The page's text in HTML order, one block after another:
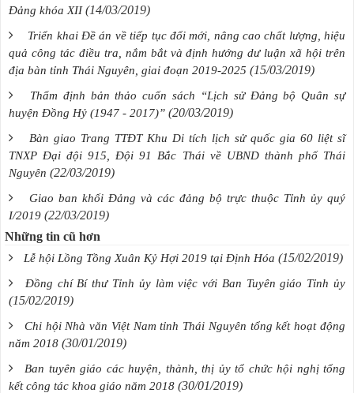
Đảng khóa XII (14/03/2019)
Triển khai Đề án về tiếp tục đổi mới, nâng cao chất lượng, hiệu
quả công tác điều tra, nắm bắt và định hướng dư luận xã hội trên
địa bàn tỉnh Thái Nguyên, giai đoạn 2019-2025 (15/03/2019)
Thẩm định bản thảo cuốn sách “Lịch sử Đảng bộ Quân sự
huyện Đồng Hỷ (1947 - 2017)” (20/03/2019)
Bàn giao Trang TTĐT Khu Di tích lịch sử quốc gia 60 liệt sĩ
TNXP Đại đội 915, Đội 91 Bắc Thái về UBND thành phố Thái
Nguyên (22/03/2019)
Giao ban khối Đảng và các đảng bộ trực thuộc Tỉnh ủy quý
I/2019 (22/03/2019)
Những tin cũ hơn
Lễ hội Lồng Tồng Xuân Kỷ Hợi 2019 tại Định Hóa (15/02/2019)
Đồng chí Bí thư Tỉnh ủy làm việc với Ban Tuyên giáo Tỉnh ủy
(15/02/2019)
Chi hội Nhà văn Việt Nam tỉnh Thái Nguyên tổng kết hoạt động
năm 2018 (30/01/2019)
Ban tuyên giáo các huyện, thành, thị ủy tổ chức hội nghị tổng
kết công tác khoa giáo năm 2018 (30/01/2019)